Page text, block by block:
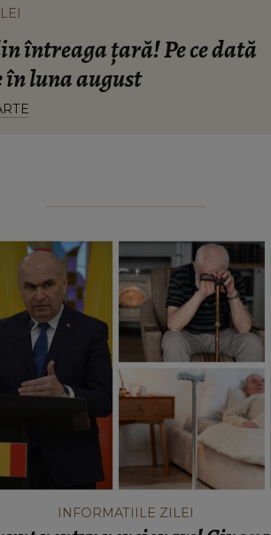
întreaga țară! Pe ce dată
luna august
INFORMATIILE ZILEI